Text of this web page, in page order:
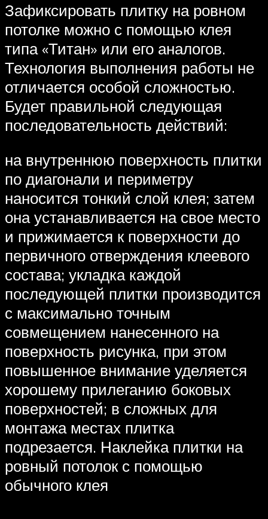
Зафиксировать плитку на ровном
потолке можно с помощью клея
типа «Титан» или его аналогов.
Технология выполнения работы не
отличается особой сложностью.
Будет правильной следующая
последовательность действий:
на внутреннюю поверхность плитки
по диагонали и периметру
наносится тонкий слой клея; затем
она устанавливается на свое место
и прижимается к поверхности до
первичного отверждения клеевого
состава; укладка каждой
последующей плитки производится
с максимально точным
совмещением нанесенного на
поверхность рисунка, при этом
повышенное внимание уделяется
хорошему прилеганию боковых
поверхностей; в сложных для
монтажа местах плитка
подрезается. Наклейка плитки на
ровный потолок с помощью
обычного клея